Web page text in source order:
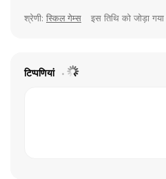
श्रेणी: स्किल गेम्स इस तिथि को जोड़ा गया
टिप्पणियां